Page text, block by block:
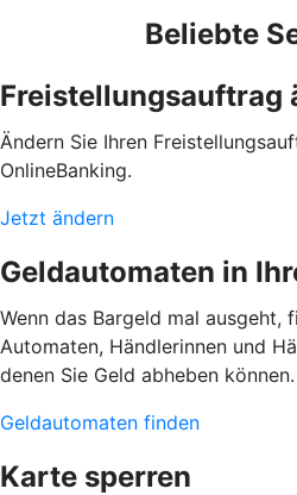
Beliebte
Freistellungsauftrag
Ändern Sie Ihren
OnlineBanking.
Jetzt ändern
Geldautomaten in
Wenn das Bargeld mal ausgeht,
Automaten, Händlerinnen und
denen Sie Geld abheben können.
Geldautomaten finden
Karte sperren